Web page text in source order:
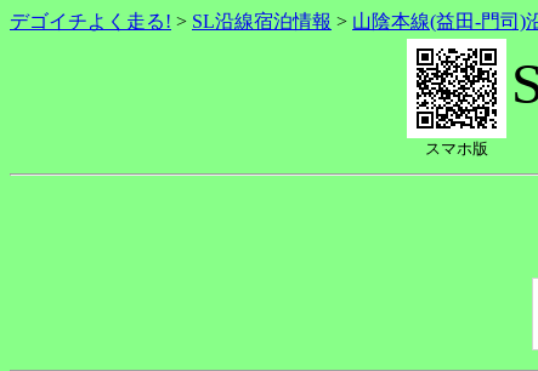
デゴイチよく走る! > SL沿線宿泊情報 > 山陰本線(益田-門司)
スマホ版